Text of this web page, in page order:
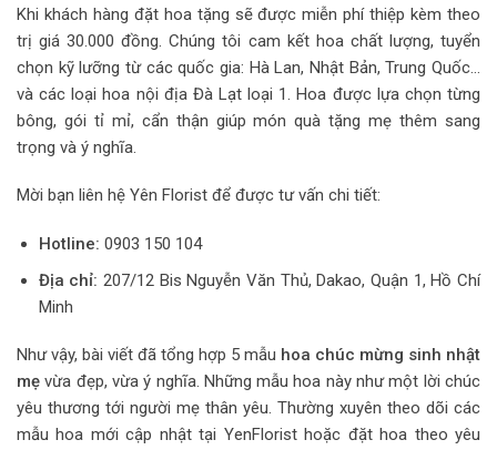
Khi khách hàng đặt hoa tặng sẽ được miễn phí thiệp kèm theo
trị giá 30.000 đồng. Chúng tôi cam kết hoa chất lượng, tuyển
chọn kỹ lưỡng từ các quốc gia: Hà Lan, Nhật Bản, Trung Quốc…
và các loại hoa nội địa Đà Lạt loại 1. Hoa được lựa chọn từng
bông, gói tỉ mỉ, cẩn thận giúp món quà tặng mẹ thêm sang
trọng và ý nghĩa.
Mời bạn liên hệ Yên Florist để được tư vấn chi tiết:
Hotline: 0903 150 104
Địa chỉ: 207/12 Bis Nguyễn Văn Thủ, Dakao, Quận 1, Hồ Chí
Minh
Như vậy, bài viết đã tổng hợp 5 mẫu hoa chúc mừng sinh nhật
mẹ vừa đẹp, vừa ý nghĩa. Những mẫu hoa này như một lời chúc
yêu thương tới người mẹ thân yêu. Thường xuyên theo dõi các
mẫu hoa mới cập nhật tại YenFlorist hoặc đặt hoa theo yêu